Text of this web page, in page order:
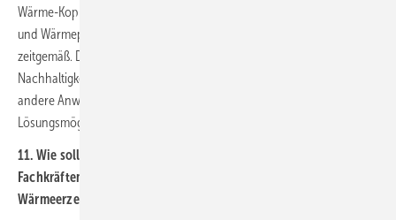
Wärme-Kopplung gegenüber dem Photovoltaik- und Windkraftausbau
und Wärmepumpen mit Umweltenergie als Wärmequellen nicht mehr
zeitgemäß. Deshalb sollten für den Gebäudebereich keine hohen
Nachhaltigkeitsanforderungen formuliert werden, sondern eher für
andere Anwendungen, z. B. im Industriebereich, wo es keine anderen
Lösungsmöglichkeiten gibt.
11. Wie sollte die Umsetzung erfolgen, wenn aufgrund von
Fachkräftemangel und Materialmangel der Einbau einer
Wärmeerzeugungsanlage auf der ersten Stufe nicht möglich ist?